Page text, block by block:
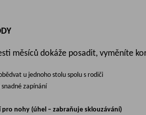
měsíců dokáže posadit,
u jednoho stolu spolu s rodiči
zapínání
nohy (úhel – zabraňuje sklouzávání)